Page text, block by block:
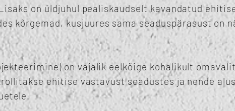
on üldjuhul pealiskaudselt kavandatud
kõrgemad, kusjuures sama seaduspärasust on
on vajalik eelkõige kohalikult
ehitise vastavust seadustes ja nende